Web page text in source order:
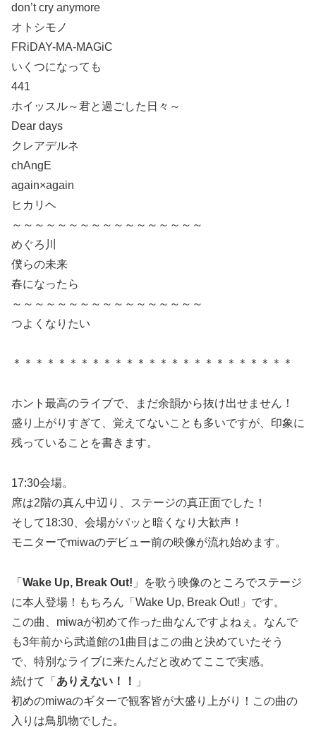
don’t cry anymore
オトシモノ
FRiDAY-MA-MAGiC
いくつになっても
441
ホイッスル～君と過ごした日々～
Dear days
クレアデルネ
chAngE
again×again
ヒカリヘ
～～～～～～～～～～～～～～～～～
めぐろ川
僕らの未来
春になったら
～～～～～～～～～～～～～～～～～
つよくなりたい
＊＊＊＊＊＊＊＊＊＊＊＊＊＊＊＊＊＊＊＊＊＊＊＊＊
ホント最高のライブで、まだ余韻から抜け出せません！
盛り上がりすぎて、覚えてないことも多いですが、印象に
残っていることを書きます。
17:30会場。
席は2階の真ん中辺り、ステージの真正面でした！
そして18:30、会場がパッと暗くなり大歓声！
モニターでmiwaのデビュー前の映像が流れ始めます。
「 Wake Up, Break Out! 」を歌う映像のところでステージ
に本人登場！もちろん「Wake Up, Break Out!」です。
この曲、miwaが初めて作った曲なんですよねぇ。なんで
も3年前から武道館の1曲目はこの曲と決めていたそう
で、特別なライブに来たんだと改めてここで実感。
続けて「 ありえない！！
」
初めのmiwaのギターで観客皆が大盛り上がり！この曲の
入りは鳥肌物でした。